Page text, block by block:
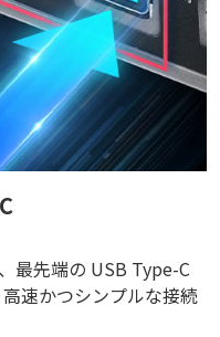
最先端の USB Type-C
速かつシンプルな接続